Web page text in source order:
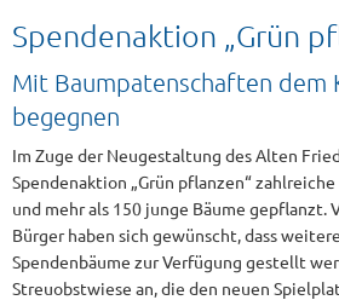
Spendenaktion
"Grün
pflanzen"
Spendenaktion „Grün
Mit Baumpatenschaften dem
begegnen
Im Zuge der Neugestaltung des Alten
Spendenaktion „Grün pflanzen“
und mehr als 150 junge Bäume gepflanzt.
Bürger haben sich gewünscht, dass
Spendenbäume zur Verfügung gestellt
Streuobstwiese an, die den neuen